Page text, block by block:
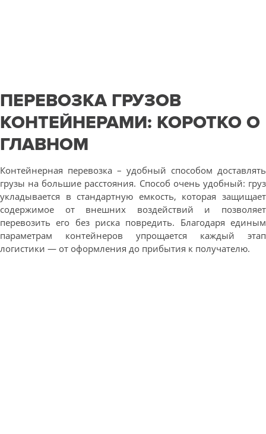
ПЕРЕВОЗКА ГРУЗОВ
КОНТЕЙНЕРАМИ: КОРОТКО О
ГЛАВНОМ
Контейнерная перевозка – удобный способом доставлять
грузы на большие расстояния. Способ очень удобный: груз
укладывается в стандартную емкость, которая защищает
содержимое от внешних воздействий и позволяет
перевозить его без риска повредить. Благодаря единым
параметрам контейнеров упрощается каждый этап
логистики — от оформления до прибытия к получателю.